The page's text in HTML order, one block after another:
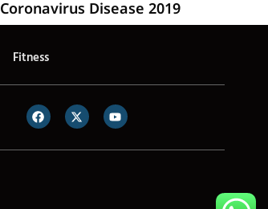
Coronavirus Disease 2019
Fitness